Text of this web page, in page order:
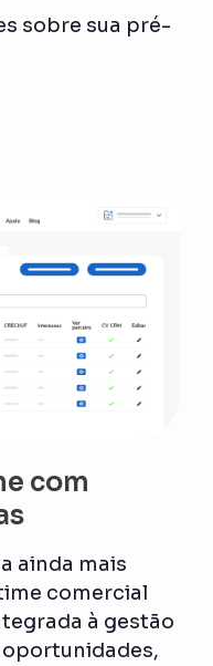
sobre sua pré-
com
ainda mais
comercial
à gestão